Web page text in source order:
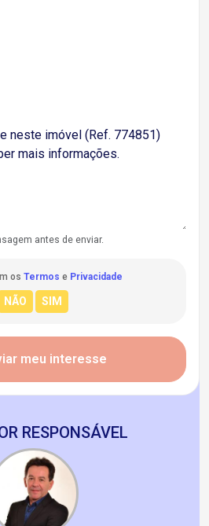
antes de enviar.
os Termos e Privacidade
meu interesse
RESPONSÁVEL